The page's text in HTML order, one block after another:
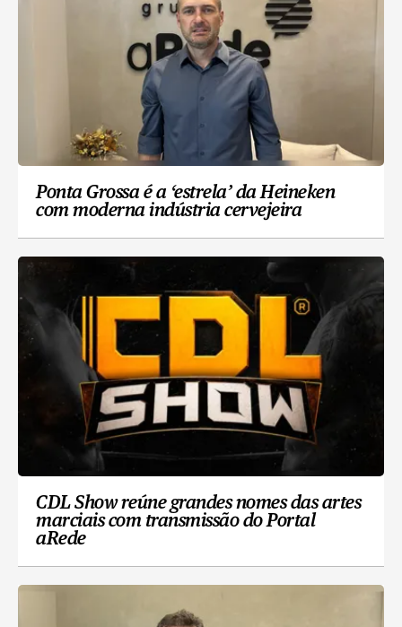
Ponta Grossa é a ‘estrela’ da Heineken
com moderna indústria cervejeira
CDL Show reúne grandes nomes das artes
marciais com transmissão do Portal
aRede